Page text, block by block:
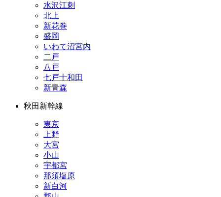
水沢江刺
北上
新花巻
盛岡
いわて沼宮内
二戸
八戸
七戸十和田
新青森
秋田新幹線
東京
上野
大宮
小山
宇都宮
那須塩原
新白河